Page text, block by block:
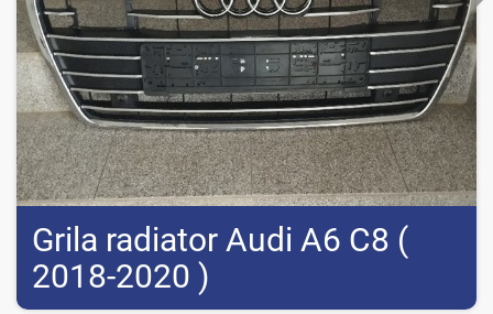
Grila radiator Audi A6 C8 (
2018-2020 )
e
t